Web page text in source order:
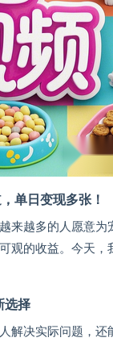
单日变现多张！
来越多的人愿意
观的收益。今天
选择
解决实际问题，